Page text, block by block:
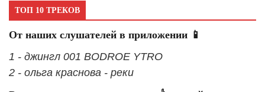
ТОП 10 ТРЕКОВ
От наших слушателей в приложении 📱
1 - джингл 001 BODROE YTRO
2 - ольга краснова - реки